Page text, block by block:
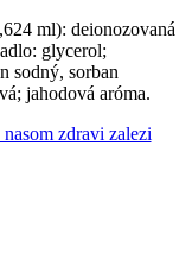
ml): deionozovaná
glycerol;
sodný, sorban
jahodová aróma.